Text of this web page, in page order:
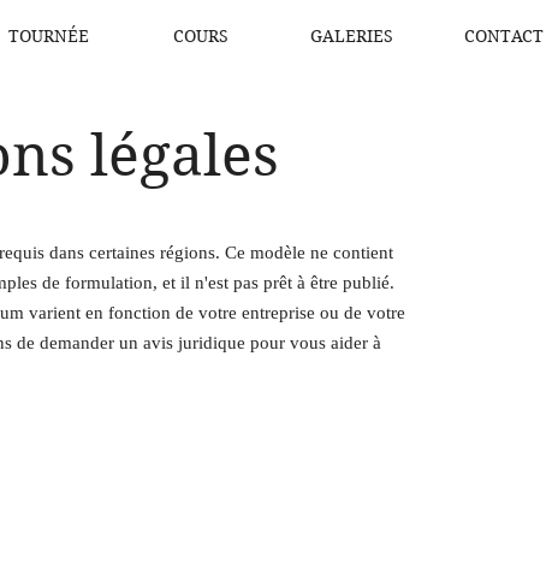
TOURNÉE COURS GALERIES CONTACT
légales
dans certaines régions. Ce modèle ne contient
de formulation, et il n'est pas prêt à être publié.
varient en fonction de votre entreprise ou de votre
de demander un avis juridique pour vous aider à